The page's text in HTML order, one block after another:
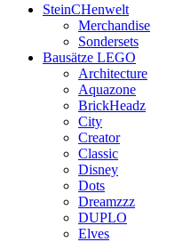
SteinCHenwelt
Merchandise
Sondersets
Bausätze LEGO
Architecture
Aquazone
BrickHeadz
City
Creator
Classic
Disney
Dots
Dreamzzz
DUPLO
Elves